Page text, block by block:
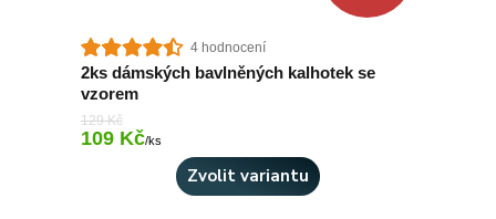
4 hodnocení
2ks dámských bavlněných kalhotek se
vzorem
129 Kč
109 Kč/ks
Zvolit variantu